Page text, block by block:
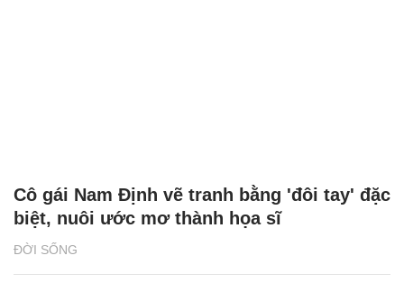
ĐỜI SỐNG
Cô gái Nam Định vẽ tranh bằng 'đôi tay' đặc
biệt, nuôi ước mơ thành họa sĩ